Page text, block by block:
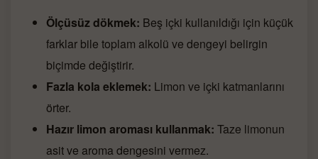
Ölçüsüz dökmek: Beş içki kullanıldığı için küçük
farklar bile toplam alkolü ve dengeyi belirgin
biçimde değiştirir.
Fazla kola eklemek: Limon ve içki katmanlarını
örter.
Hazır limon aroması kullanmak: Taze limonun
asit ve aroma dengesini vermez.